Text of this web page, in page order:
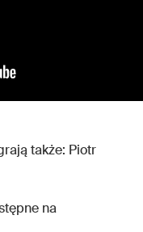
także: Piotr
na